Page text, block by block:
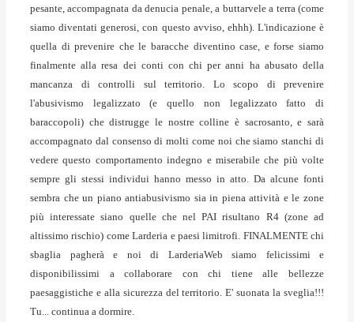
pesante, accompagnata da denucia penale, a buttarvele a terra (come
siamo diventati generosi, con questo avviso, ehhh). L'indicazione è
quella di prevenire che le baracche diventino case, e forse siamo
finalmente alla resa dei conti con chi per anni ha abusato della
mancanza di controlli sul territorio. Lo scopo di prevenire
l'abusivismo legalizzato (e quello non legalizzato fatto di
baraccopoli) che distrugge le nostre colline è sacrosanto, e sarà
accompagnato dal consenso di molti come noi che siamo stanchi di
vedere questo comportamento indegno e miserabile che più volte
sempre gli stessi individui hanno messo in atto. Da alcune fonti
sembra che un piano antiabusivismo sia in piena attività e le zone
più interessate siano quelle che nel PAI risultano R4 (zone ad
altissimo rischio) come Larderia e paesi limitrofi. FINALMENTE chi
sbaglia pagherà e noi di LarderiaWeb siamo felicissimi e
disponibilissimi a collaborare con chi tiene alle bellezze
paesaggistiche e alla sicurezza del territorio. E' suonata la sveglia!!!
Tu... continua a dormire.